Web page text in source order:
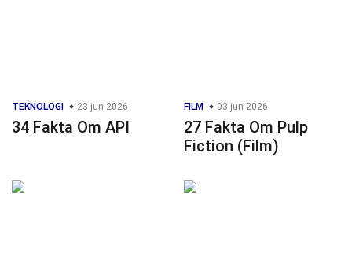
TEKNOLOGI 23 jun 2026
34 Fakta Om API
FILM 03 jun 2026
27 Fakta Om Pulp
Fiction (Film)